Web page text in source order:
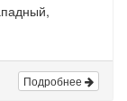
Подробнее